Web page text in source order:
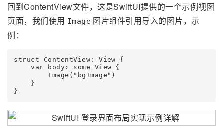
回到ContentView文件，这是SwiftUI提供的一个示例视图
页面，我们使用 Image 图片组件引用导入的图片，示
例：
struct ContentView: View {
    var body: some View {
        Image("bgImage")
    }